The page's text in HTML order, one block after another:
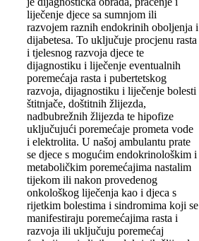
liječenje djece sa sumnjom ili
razvojem raznih endokrinih oboljenja i
dijabetesa. To uključuje procjenu rasta
i tjelesnog razvoja djece te
dijagnostiku i liječenje eventualnih
poremećaja rasta i pubertetskog
razvoja, dijagnostiku i liječenje bolesti
štitnjače, doštitnih žlijezda,
nadbubrežnih žlijezda te hipofize
uključujući poremećaje prometa vode
i elektrolita. U našoj ambulantu prate
se djece s mogućim endokrinološkim i
metaboličkim poremećajima nastalim
tijekom ili nakon provedenog
onkološkog liječenja kao i djeca s
rijetkim bolestima i sindromima koji se
manifestiraju poremećajima rasta i
razvoja ili uključuju poremećaj